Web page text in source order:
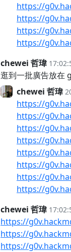
https://
https://
https://
https://
chewei 哲瑋
逛到一批廣告放在
chewei 哲瑋
https://
https://
https://
https://
https://
https://
https://
https://
chewei 哲瑋
https://
https://
https://